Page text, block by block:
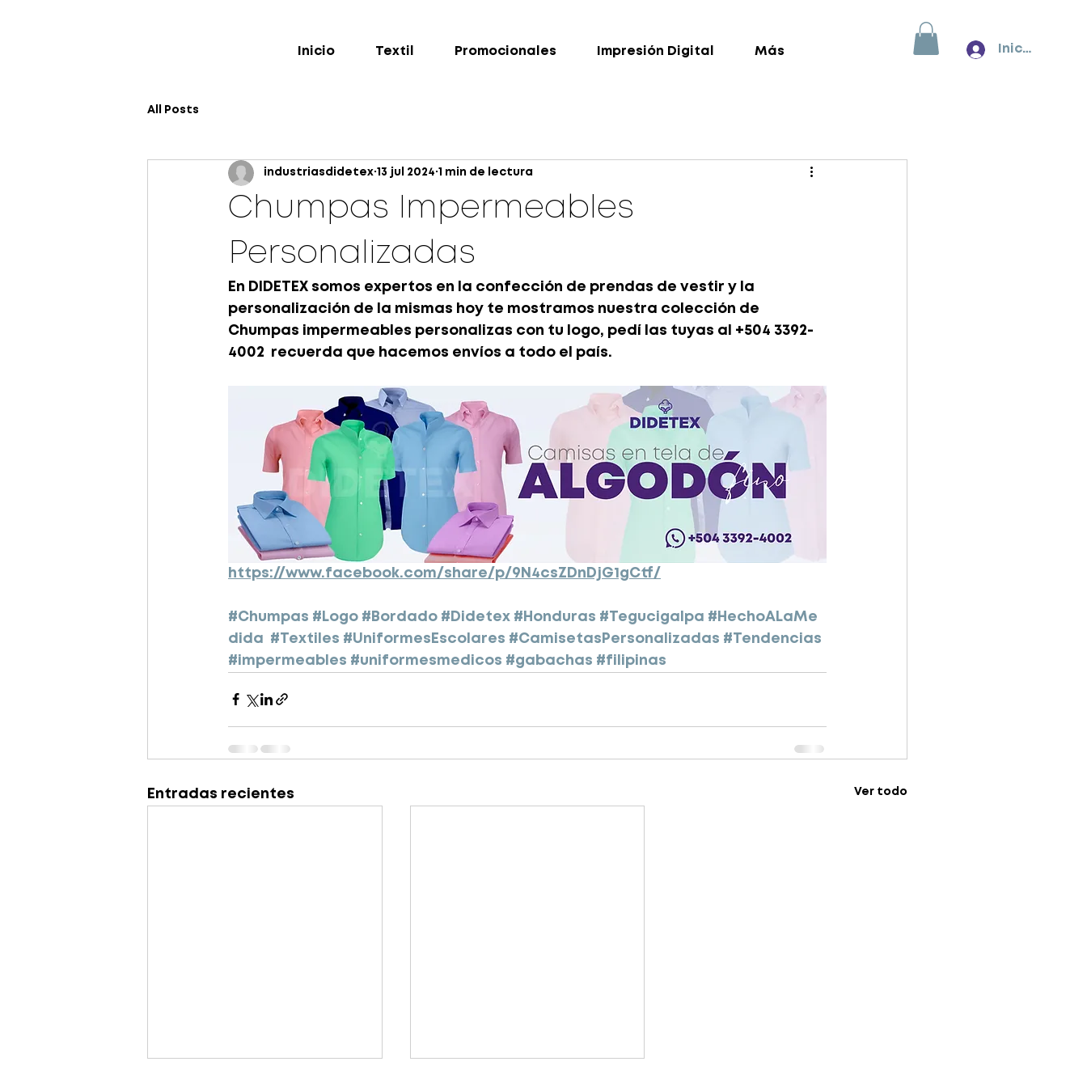
Inicio Textil Promocionales Impresión Digital Más Inicia sesión
All Posts
Chumpas Impermeables
Personalizadas
industriasdidetex 13 jul 2024 1 min de lectura
En DIDETEX somos expertos en la confección de prendas de vestir y la
personalización de la mismas hoy te mostramos nuestra colección de
Chumpas impermeables personalizas con tu logo, pedí las tuyas al +504 3392-
4002  recuerda que hacemos envíos a todo el país.
https://www.facebook.com/share/p/9N4csZDnDjG1gCtf/
#Chumpas #Logo #Bordado #Didetex #Honduras #Tegucigalpa #HechoALaMe
dida
#Textiles #UniformesEscolares #CamisetasPersonalizadas #Tendencias
#impermeables #uniformesmedicos #gabachas #filipinas
Entradas recientes Ver todo